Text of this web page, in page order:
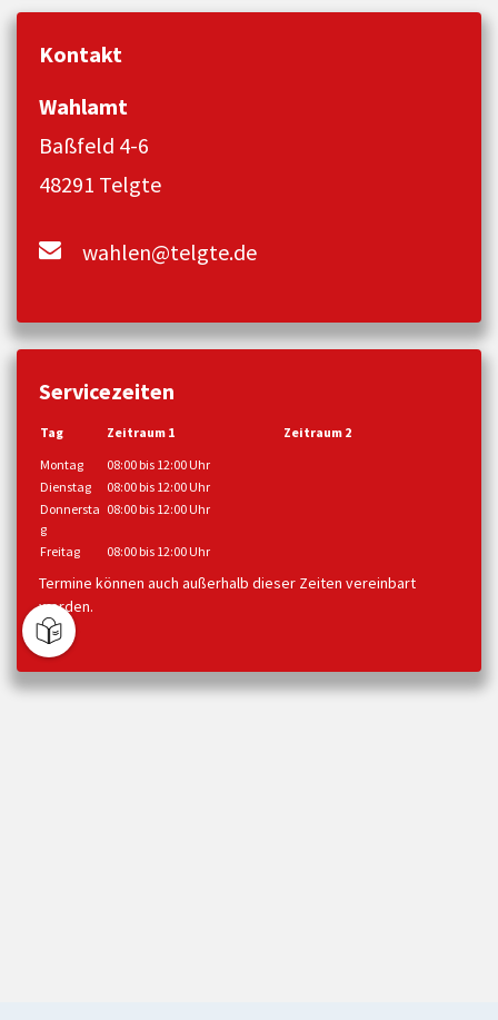
Kontakt
Wahlamt
Baßfeld 4-6
48291 Telgte
wahlen@telgte.de
Servicezeiten
Tag Zeitraum 1
Zeitraum 2
Montag
08:00 bis 12:00 Uhr
Dienstag
08:00 bis 12:00 Uhr
Donnersta
g
08:00 bis 12:00 Uhr
Freitag 08:00 bis 12:00 Uhr
Termine können auch außerhalb dieser Zeiten vereinbart
werden.